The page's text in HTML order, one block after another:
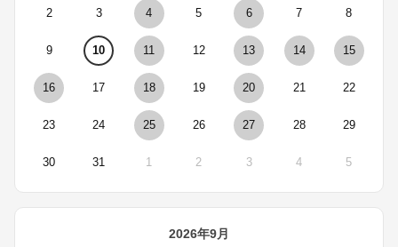
2 3 4 5 6 7 8
9 10 11 12 13 14 15
16 17 18 19 20 21 22
23 24 25 26 27 28 29
30 31 1 2 3 4 5
2026年9月